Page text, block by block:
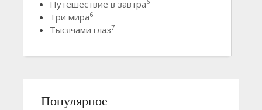
Путешествие в завтра
Три мира6
Тысячами глаз7
Популярное